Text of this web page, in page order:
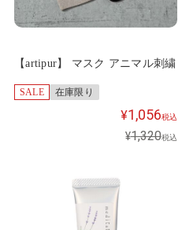
【artipur】 マスク アニマル刺繍
SALE 在庫限り
¥1,056税込
¥1,320税込